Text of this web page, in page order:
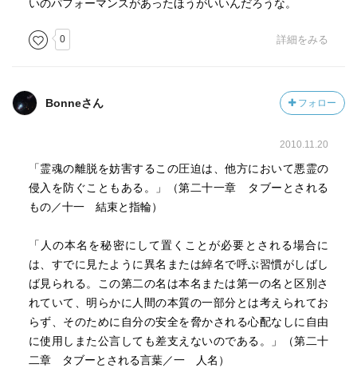
いのパフォーマンスがあったほうがいいんだろうな。
0 詳細をみる
Bonneさん フォロー
2010.11.20
「霊魂の離脱を妨害するこの圧迫は、他方において悪霊の
侵入を防ぐこともある。」（第二十一章 タブーとされる
もの／十一 結束と指輪）
「人の本名を秘密にして置くことが必要とされる場合に
は、すでに見たように異名または綽名で呼ぶ習慣がしばし
ば見られる。この第二の名は本名または第一の名と区別さ
れていて、明らかに人間の本質の一部分とは考えられてお
らず、そのために自分の安全を脅かされる心配なしに自由
に使用しまた公言しても差支えないのである。」（第二十
二章 タブーとされる言葉／一 人名）